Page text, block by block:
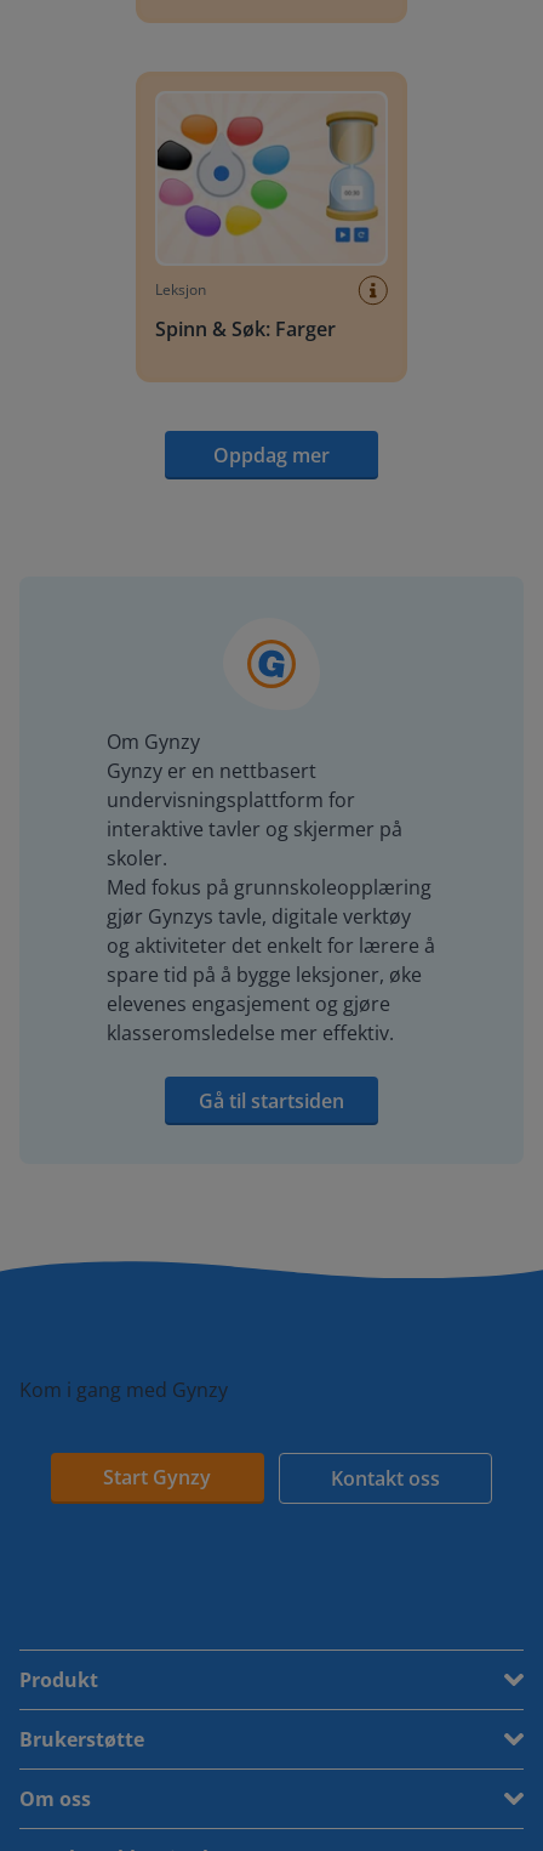
Leksjon
Spinn & Søk: Farger
Oppdag mer
Om Gynzy
Gynzy er en nettbasert
undervisningsplattform for
interaktive tavler og skjermer på
skoler.
Med fokus på grunnskoleopplæring
gjør Gynzys tavle, digitale verktøy
og aktiviteter det enkelt for lærere å
spare tid på å bygge leksjoner, øke
elevenes engasjement og gjøre
klasseromsledelse mer effektiv.
Gå til startsiden
Kom i gang med Gynzy
Start Gynzy Kontakt oss
Produkt
Brukerstøtte
Om oss